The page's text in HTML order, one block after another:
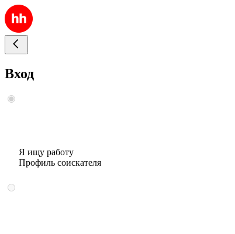
Вход
Я ищу работу
Профиль соискателя